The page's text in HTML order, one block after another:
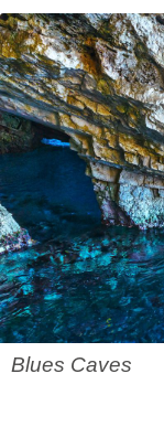
Blues Caves